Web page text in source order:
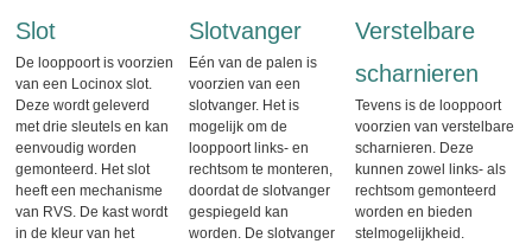
Slot
De looppoort is voorzien
van een Locinox slot.
Deze wordt geleverd
met drie sleutels en kan
eenvoudig worden
gemonteerd. Het slot
heeft een mechanisme
van RVS. De kast wordt
in de kleur van het
Slotvanger
Eén van de palen is
voorzien van een
slotvanger. Het is
mogelijk om de
looppoort links- en
rechtsom te monteren,
doordat de slotvanger
gespiegeld kan
worden. De slotvanger
Verstelbare
scharnieren
Tevens is de looppoort
voorzien van verstelbare
scharnieren. Deze
kunnen zowel links- als
rechtsom gemonteerd
worden en bieden
stelmogelijkheid.